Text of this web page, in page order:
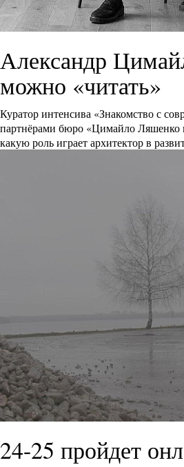
Александр
можно «читать»
Куратор интенсива «Знакомство с
партнёрами бюро «Цимайло Ляшенко
какую роль играет архитектор в
24-25 пройдет